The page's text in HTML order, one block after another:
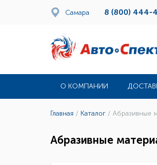
Самара 8 (800) 444-
О КОМПАНИИ
Главная / Каталог / Абразивные
Абразивные